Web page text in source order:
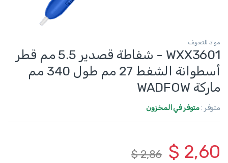
مواد للتعريف
WXX3601 - شفاطة قصدير 5.5 مم قطر
أسطوانة الشفط 27 مم طول 340 مم
ماركة WADFOW
متوفر :متوفر في المخزون
$ 2,60
$2,86